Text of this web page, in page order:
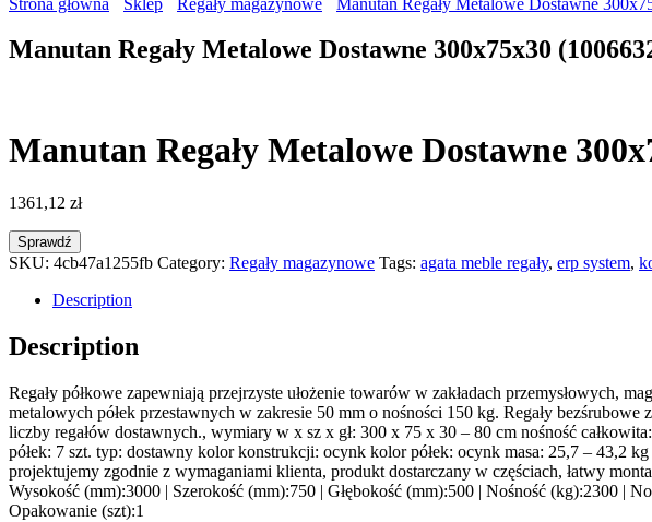
Manutan Regały Metalowe Dostawne 300x75x30
Manutan Regały Metalowe Dostawne
1361,12 zł
Sprawdź
SKU: 4cb47a1255fb Category: Regały magazynowe Tags: agata meble regały, erp system,
Description
Description
Regały półkowe zapewniają przejrzyste ułożenie towarów w zakładach przemysłowych,
metalowych półek przestawnych w zakresie 50 mm o nośności 150 kg. Regały
liczby regałów dostawnych., wymiary w x sz x gł: 300 x 75 x 30 – 80 cm nośność
półek: 7 szt. typ: dostawny kolor konstrukcji: ocynk kolor półek: ocynk masa: 25,7 – 43,2
projektujemy zgodnie z wymaganiami klienta, produkt dostarczany w częściach, łatwy
Wysokość (mm):3000 | Szerokość (mm):750 | Głębokość (mm):500 | Nośność (kg):2300 |
Opakowanie (szt):1